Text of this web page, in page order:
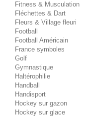
Fitness & Musculation
Fléchettes & Dart
Fleurs & Village fleuri
Football
Football Américain
France symboles
Golf
Gymnastique
Haltérophilie
Handball
Handisport
Hockey sur gazon
Hockey sur glace